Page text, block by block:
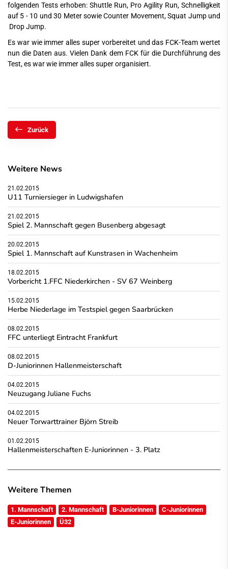
folgenden Tests erhoben: Shuttle Run, Pro Agility Run, Schnelligkeit
auf 5 - 10 und 30 Meter sowie Counter Movement, Squat Jump und
Drop Jump.
Es war wie immer alles super vorbereitet und das FCK-Team wertet
nun die Daten aus. Vielen Dank dem FCK für die Durchführung des
Test, es war wie immer alles super organisiert.
Zurück
Weitere News
21.02.2015
U11 Turniersieger in Ludwigshafen
21.02.2015
Spiel 2. Mannschaft gegen Busenberg abgesagt
20.02.2015
Spiel 1. Mannschaft auf Kunstrasen in Wachenheim
18.02.2015
Vorbericht 1.FFC Niederkirchen - SV 67 Weinberg
15.02.2015
Herbe Niederlage im Testspiel gegen Saarbrücken
08.02.2015
FFC unterliegt Eintracht Frankfurt
08.02.2015
D-Juniorinnen Hallenmeisterschaft
04.02.2015
Neuzugang Juliane Fuchs
04.02.2015
Neuer Torwarttrainer Björn Streib
01.02.2015
Hallenmeisterschaften E-Juniorinnen - 3. Platz
Weitere Themen
1. Mannschaft 2. Mannschaft B-Juniorinnen
C-Juniorinnen
E-Juniorinnen
Ü32